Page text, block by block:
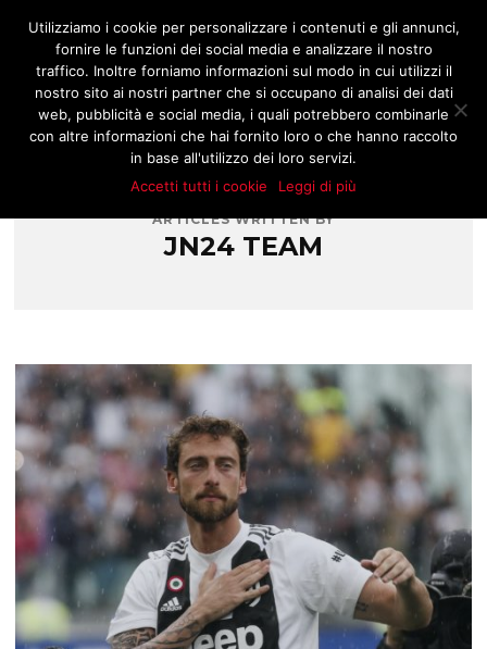
JNOTIZIE.COM
ARTICLES WRITTEN BY
JN24 TEAM
Utilizziamo i cookie per personalizzare i contenuti e gli annunci,
fornire le funzioni dei social media e analizzare il nostro
traffico. Inoltre forniamo informazioni sul modo in cui utilizzi il
nostro sito ai nostri partner che si occupano di analisi dei dati
web, pubblicità e social media, i quali potrebbero combinarle
con altre informazioni che hai fornito loro o che hanno raccolto
in base all'utilizzo dei loro servizi.
Accetti tutti i cookie
Leggi di più